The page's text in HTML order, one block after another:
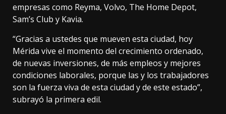
empresas como Reyma, Volvo, The Home Depot,
Sam’s Club y Kavia.
“Gracias a ustedes que mueven esta ciudad, hoy
Mérida vive el momento del crecimiento ordenado,
de nuevas inversiones, de más empleos y mejores
condiciones laborales, porque las y los trabajadores
son la fuerza viva de esta ciudad y de este estado”,
subrayó la primera edil.